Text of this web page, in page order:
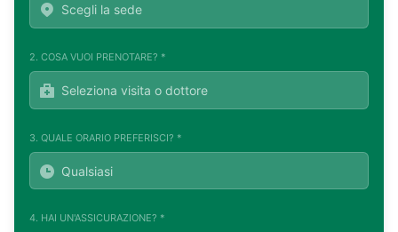
2. COSA VUOI PRENOTARE? *
3. QUALE ORARIO PREFERISCI? *
4. HAI UN'ASSICURAZIONE? *